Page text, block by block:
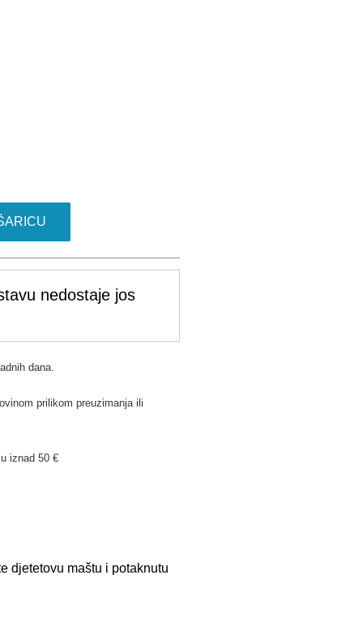
nedostaje jos
dana.
prilikom preuzimanja ili
iznad 50 €
djetetovu maštu i potaknutu